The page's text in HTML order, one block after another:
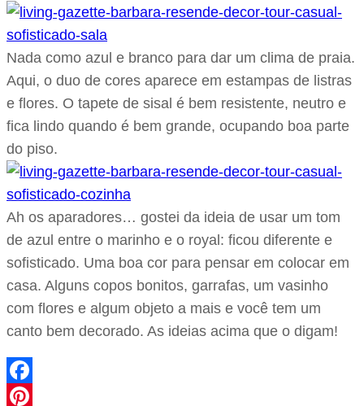
Nada como azul e branco para dar um clima de praia.
Aqui, o duo de cores aparece em estampas de listras
e flores. O tapete de sisal é bem resistente, neutro e
fica lindo quando é bem grande, ocupando boa parte
do piso.
Ah os aparadores… gostei da ideia de usar um tom
de azul entre o marinho e o royal: ficou diferente e
sofisticado. Uma boa cor para pensar em colocar em
casa. Alguns copos bonitos, garrafas, um vasinho
com flores e algum objeto a mais e você tem um
canto bem decorado. As ideias acima que o digam!
Facebook